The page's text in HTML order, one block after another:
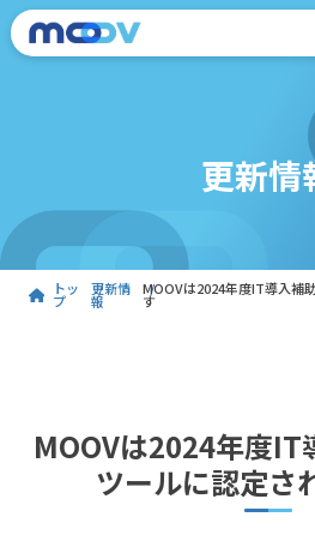
更新情
トッ
プ
更新情
報
MOOVは2024年度IT導入補
す
MOOVは2024年度IT
ツールに認定さ